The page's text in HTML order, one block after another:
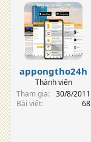
appongtho24h
Thành viên
Tham gia
30/8/2011
Bài viết
68